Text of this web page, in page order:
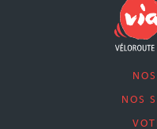
NOS